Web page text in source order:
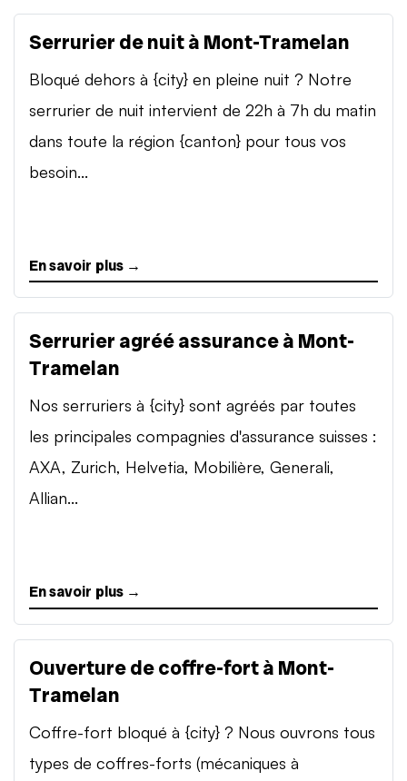
Serrurier de nuit à Mont-Tramelan
Bloqué dehors à {city} en pleine nuit ? Notre
serrurier de nuit intervient de 22h à 7h du matin
dans toute la région {canton} pour tous vos
besoin...
En savoir plus →
Serrurier agréé assurance à Mont-
Tramelan
Nos serruriers à {city} sont agréés par toutes
les principales compagnies d'assurance suisses :
AXA, Zurich, Helvetia, Mobilière, Generali,
Allian...
En savoir plus →
Ouverture de coffre-fort à Mont-
Tramelan
Coffre-fort bloqué à {city} ? Nous ouvrons tous
types de coffres-forts (mécaniques à